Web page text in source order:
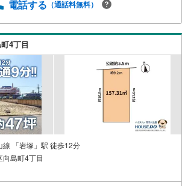
住宅ローンやその他のサービスの内容にもご満
私たちが携わる不動産ビジネスでは安全で安心
現することはプロとしての使命です。営業スタ
職が常にサポートする体制で、ダブルチェック
何度も報告と確認を繰り返し、取引の安全性を
ます。ご覧いただきありがとうございます！
電話する （通話料無料）
4丁目
「岩塚」駅 徒歩12分
島町4丁目